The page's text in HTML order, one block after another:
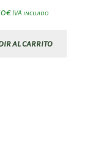
€ IVA incluido
al carrito